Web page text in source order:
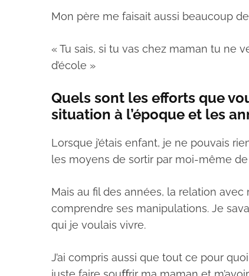
Mon père me faisait aussi beaucoup
« Tu sais, si tu vas chez maman tu ne
d’école »
Quels sont les efforts que
situation à l’époque et les
Lorsque j’étais enfant, je ne pouvais
les moyens de sortir par moi-même
Mais au fil des années, la relation
comprendre ses manipulations. Je
qui je voulais vivre.
J’ai compris aussi que tout ce pour